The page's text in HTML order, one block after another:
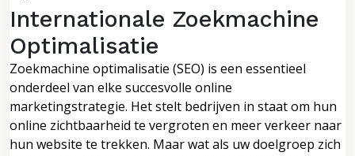
Internationale Zoekmachine
Optimalisatie
Zoekmachine optimalisatie (SEO) is een essentieel
onderdeel van elke succesvolle online
marketingstrategie. Het stelt bedrijven in staat om hun
online zichtbaarheid te vergroten en meer verkeer naar
hun website te trekken. Maar wat als uw doelgroep zich